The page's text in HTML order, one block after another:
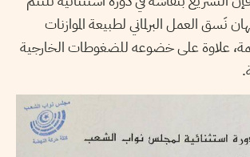
العمل البرلماني لطبيعة الموازنات
علاوة على خضوعه للضغوطات الخارجية